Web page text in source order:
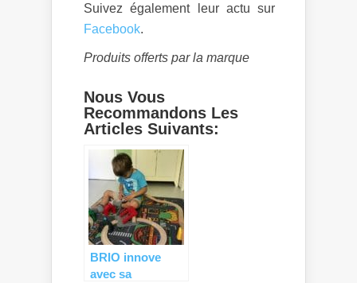
Suivez également leur actu sur
Facebook.
Produits offerts par la marque
Nous Vous
Recommandons Les
Articles Suivants:
BRIO innove
avec sa